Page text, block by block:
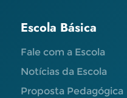
Escola Básica
Fale com a Escola
Notícias da Escola
Proposta Pedagógica